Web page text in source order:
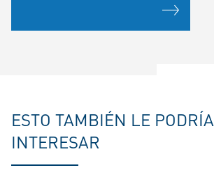
ESTO TAMBIÉN LE PODRÍA
INTERESAR